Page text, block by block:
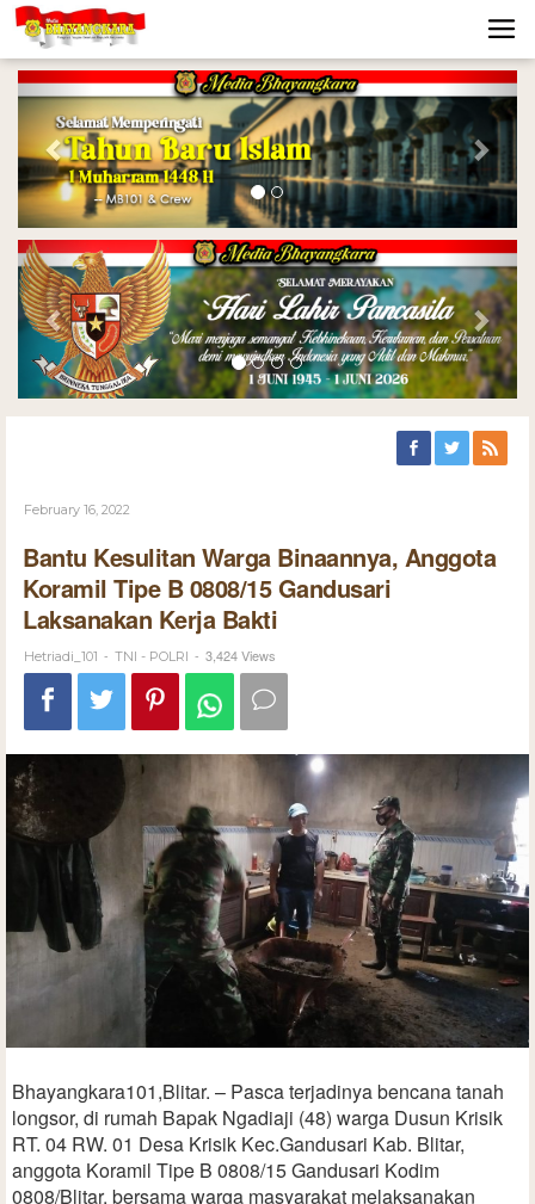
Previous Next
Previous Next
February 16, 2022
Bantu Kesulitan Warga Binaannya, Anggota
Koramil Tipe B 0808/15 Gandusari
Laksanakan Kerja Bakti
Hetriadi_101 - TNI - POLRI - 3,424 Views
Bhayangkara101,Blitar. – Pasca terjadinya bencana tanah
longsor, di rumah Bapak Ngadiaji (48) warga Dusun Krisik
RT. 04 RW. 01 Desa Krisik Kec.Gandusari Kab. Blitar,
anggota Koramil Tipe B 0808/15 Gandusari Kodim
0808/Blitar, bersama warga masyarakat melaksanakan